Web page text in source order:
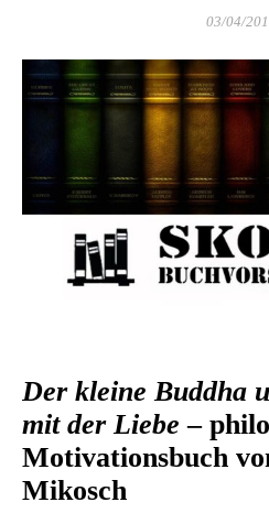
03/04/
Der kleine Buddha
mit der Liebe–
Motivationsbuch
Mikosch